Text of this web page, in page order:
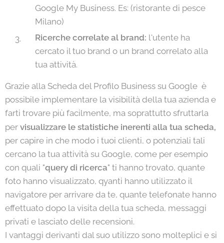
Google My Business. Es: (ristorante di pesce
Milano)
Ricerche correlate al brand: l'utente ha
cercato il tuo brand o un brand correlato alla
tua attività.
Grazie alla Scheda del Profilo Business su Google è
possibile implementare la visibilità della tua azienda e
farti trovare più facilmente, ma soprattutto sfruttarla
per visualizzare le statistiche inerenti alla tua scheda,
per capire in che modo i tuoi clienti, o potenziali tali
cercano la tua attività su Google, come per esempio
con quali "query di ricerca" ti hanno trovato, quante
foto hanno visualizzato, qyanti hanno utilizzato il
navigatore per arrivare da te, quante telefonate hanno
effettuato dopo la visita della tua scheda, messaggi
privati e lasciato delle recensioni.
I vantaggi derivanti dal suo utilizzo sono molteplici e si